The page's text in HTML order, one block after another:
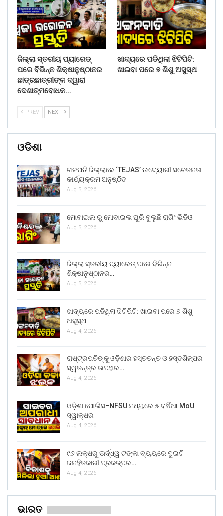
ଜିଲ୍ଲା ସ୍ତରୀୟ ପ୍ୟାରେଡ୍
ପରେ ବିଭିନ୍ନ ଶିକ୍ଷାନୁଷ୍ଠାନର
ଛାତ୍ରଛାତ୍ରୀଙ୍କ ଦ୍ୱାରା
ଦେଶାତ୍ମବୋଧକ…
ଖାଦ୍ୟରେ ପଡିଥିଲା ଝିଟିପିଟି:
ଖାଇବା ପରେ ୭ ଶିଶୁ ଅସୁସ୍ଥ
PREV NEXT
ଓଡିଶା
ଗଜପତି ଜିଲ୍ଲାରେ ‘TEJAS’ ଉଦ୍ୟୋଗୀ ସଚେତନତା
କାର୍ଯ୍ୟକ୍ରମ ଅନୁଷ୍ଠିତ
Aug 5, 2026
ମୋବାଇଲ ରୁ ମୋବାଇଲ ଘୁରି ବୁଲୁଛି ରାଗିଂ ଭିଡିଓ
Aug 5, 2026
ଜିଲ୍ଲା ସ୍ତରୀୟ ପ୍ୟାରେଡ୍ ପରେ ବିଭିନ୍ନ
ଶିକ୍ଷାନୁଷ୍ଠାନର…
Aug 5, 2026
ଖାଦ୍ୟରେ ପଡିଥିଲା ଝିଟିପିଟି: ଖାଇବା ପରେ ୭ ଶିଶୁ
ଅସୁସ୍ଥ
Aug 4, 2026
ରାଷ୍ଟ୍ରପତିଙ୍କୁ ଓଡ଼ିଶାର ହସ୍ତତନ୍ତ ଓ ହସ୍ତଶିଳ୍ପର
ସ୍ୱତନ୍ତ୍ର ଉପହାର…
Aug 4, 2026
ଓଡ଼ିଶା ପୋଲିସ–NFSU ମଧ୍ୟରେ ୫ ବର୍ଷିଆ MoU
ସ୍ୱାକ୍ଷର
Aug 4, 2026
୯୬ ଲକ୍ଷରୁ ଊର୍ଦ୍ଧ୍ୱ ଟଙ୍କା ବ୍ୟୟରେ ଦୁଇଟି
ଜନହିତକାରୀ ପ୍ରକଳ୍ପର…
Aug 4, 2026
ଭାରତ